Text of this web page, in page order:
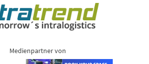
Medienpartner von